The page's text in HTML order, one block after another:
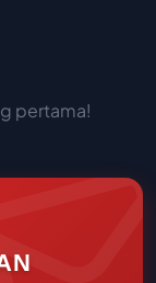
pertama!